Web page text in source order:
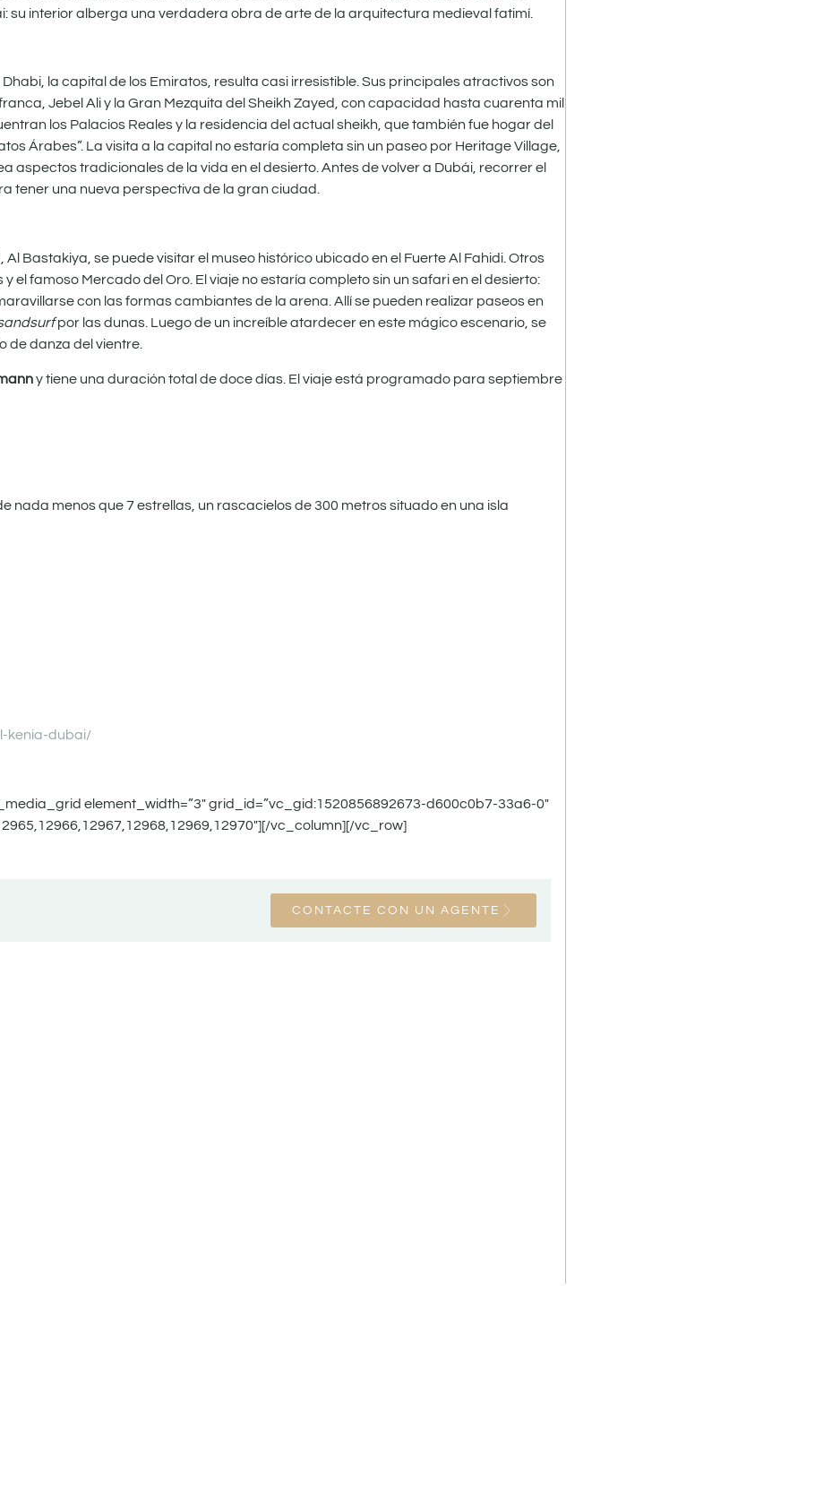
su interior alberga una verdadera obra de arte de la arquitectura medieval fatimí.
la capital de los Emiratos, resulta casi irresistible. Sus principales atractivos son
Jebel Ali y la Gran Mezquita del Sheikh Zayed, con capacidad hasta cuarenta mil
los Palacios Reales y la residencia del actual sheikh, que también fue hogar del
Árabes”. La visita a la capital no estaría completa sin un paseo por Heritage Village,
aspectos tradicionales de la vida en el desierto. Antes de volver a Dubái, recorrer el
tener una nueva perspectiva de la gran ciudad.
Bastakiya, se puede visitar el museo histórico ubicado en el Fuerte Al Fahidi. Otros
el famoso Mercado del Oro. El viaje no estaría completo sin un safari en el desierto:
con las formas cambiantes de la arena. Allí se pueden realizar paseos en
por las dunas. Luego de un increíble atardecer en este mágico escenario, se
danza del vientre.
y tiene una duración total de doce días. El viaje está programado para septiembre
nada menos que 7 estrellas, un rascacielos de 300 metros situado en una isla
kenia-dubai/
element_width=”3″ grid_id=”vc_gid:1520856892673-d600c0b7-33a6-0″
vc_column][/vc_row]
CONTACTE CON UN AGENTE